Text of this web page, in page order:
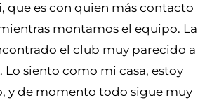
que es con quien más contacto
montamos el equipo. La
el club muy parecido a
Lo siento como mi casa, estoy
y de momento todo sigue muy